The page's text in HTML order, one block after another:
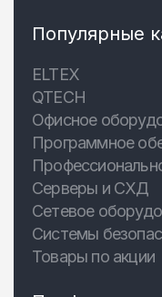
Популярные
ELTEX
QTECH
Офисное
Программное
Серверы и СХД
Сетевое
Системы
Товары по акции